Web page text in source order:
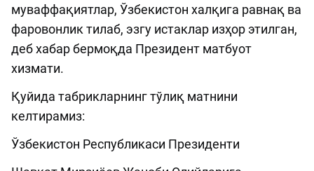
муваффақиятлар, Ўзбекистон халқига равнақ ва
фаровонлик тилаб, эзгу истаклар изҳор этилган,
деб хабар бермоқда Президент матбуот
хизмати.
Қуйида табрикларнинг тўлиқ матнини
келтирамиз:
Ўзбекистон Республикаси Президенти